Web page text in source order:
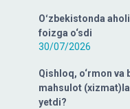
Oʻzbekistonda
foizga o‘sdi
30/07/2026
Qishloq, o‘rmon va
mahsulot
yetdi?